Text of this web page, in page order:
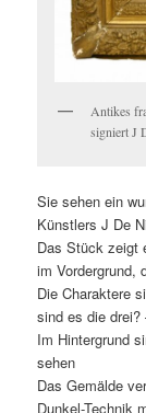
Antikes
signiert J
Sie sehen ein
Künstlers J De
Das Stück zeigt
im Vordergrund,
Die Charaktere
sind es die
Im Hintergrund
sehen
Das Gemälde
Dunkel-Technik